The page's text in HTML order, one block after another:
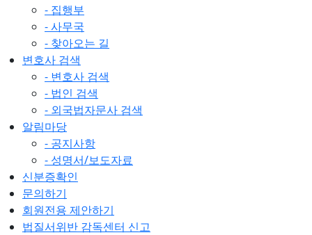
- 집행부
- 사무국
- 찾아오는 길
변호사 검색
- 변호사 검색
- 법인 검색
- 외국법자문사 검색
알림마당
- 공지사항
- 성명서/보도자료
신분증확인
문의하기
회원전용 제안하기
법질서위반 감독센터 신고